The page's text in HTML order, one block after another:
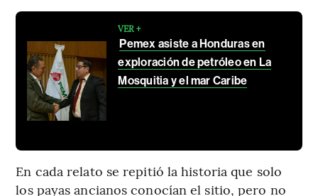
VER +
Pemex asiste a Honduras en
exploración de petróleo en La
Mosquitia y el mar Caribe
En cada relato se repitió la historia que solo
los payas ancianos conocían el sitio, pero no